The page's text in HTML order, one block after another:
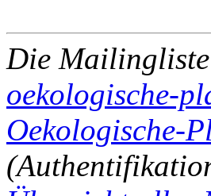
Die Mailingliste
oekologische-
Oekologische-